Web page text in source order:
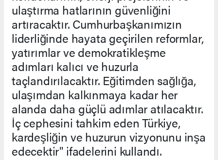
ulaştırma hatlarının güvenliğini
artıracaktır. Cumhurbaşkanımızın
liderliğinde hayata geçirilen reformlar,
yatırımlar ve demokratikleşme
adımları kalıcı ve huzurla
taçlandırılacaktır. Eğitimden sağlığa,
ulaşımdan kalkınmaya kadar her
alanda daha güçlü adımlar atılacaktır.
İç cephesini tahkim eden Türkiye,
kardeşliğin ve huzurun vizyonunu inşa
edecektir" ifadelerini kullandı.